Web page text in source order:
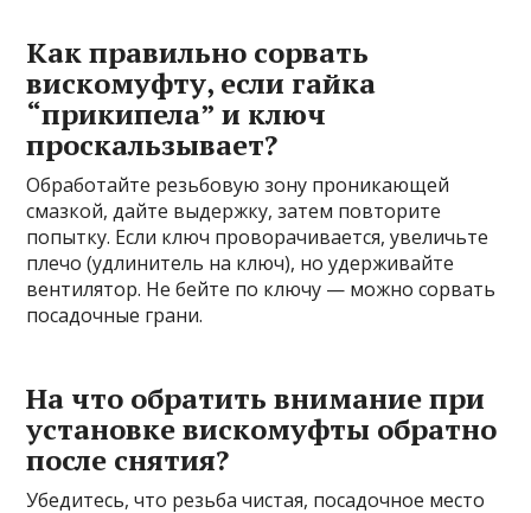
Как правильно сорвать
вискомуфту, если гайка
“прикипела” и ключ
проскальзывает?
Обработайте резьбовую зону проникающей
смазкой, дайте выдержку, затем повторите
попытку. Если ключ проворачивается, увеличьте
плечо (удлинитель на ключ), но удерживайте
вентилятор. Не бейте по ключу — можно сорвать
посадочные грани.
На что обратить внимание при
установке вискомуфты обратно
после снятия?
Убедитесь, что резьба чистая, посадочное место